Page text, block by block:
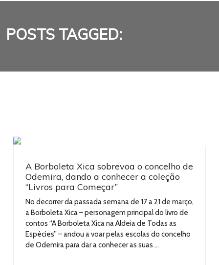
POSTS TAGGED:
A Borboleta Xica sobrevoa o concelho de
Odemira, dando a conhecer a coleção
“Livros para Começar”
No decorrer da passada semana de 17 a 21 de março,
a Borboleta Xica – personagem principal do livro de
contos “A Borboleta Xica na Aldeia de Todas as
Espécies” – andou a voar pelas escolas do concelho
de Odemira para dar a conhecer as suas ...